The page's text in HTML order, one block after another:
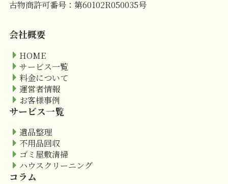
古物商許可番号：第60102R050035号
会社概要
HOME
サービス一覧
料金について
運営者情報
お客様事例
サービス一覧
遺品整理
不用品回収
ゴミ屋敷清掃
ハウスクリーニング
コラム